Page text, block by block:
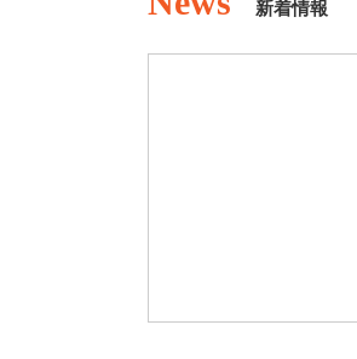
新着情報